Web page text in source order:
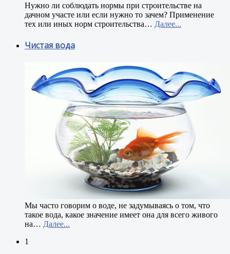
Нужно ли соблюдать нормы при строительстве на
дачном участе или если нужно то зачем? Применение
тех или иных норм строительства… Далее...
Чистая вода
Мы часто говорим о воде, не задумываясь о том, что
такое вода, какое значение имеет она для всего живого
на… Далее...
1